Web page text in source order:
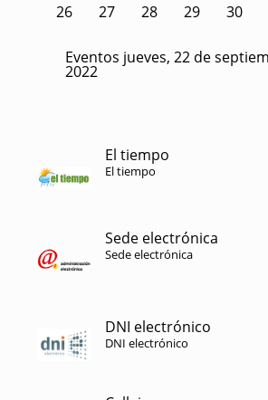
26
27 28 29 30
Eventos jueves, 22 de
2022
El tiempo
El tiempo
Sede electrónica
Sede electrónica
DNI electrónico
DNI electrónico